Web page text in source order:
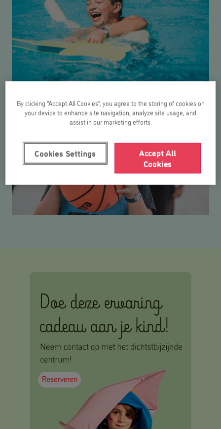
By clicking “Accept All Cookies”, you agree to the storing of cookies on
your device to enhance site navigation, analyze site usage, and
assist in our marketing efforts.
Accept All
Cookies
Cookies Settings